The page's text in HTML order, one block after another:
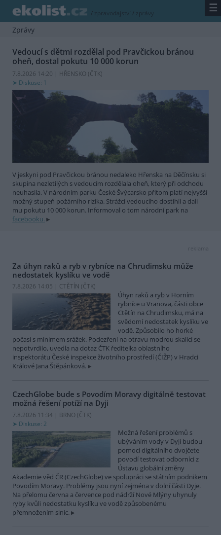
/ zpravodajství / zprávy ☰
Zprávy
Vedoucí s dětmi rozdělal pod Pravčickou bránou
oheň, dostal pokutu 10 000 korun
7.8.2026 14:20 | HŘENSKO (ČTK)
Diskuse: 1
V jeskyni pod Pravčickou bránou nedaleko Hřenska na Děčínsku si
skupina nezletilých s vedoucím rozdělala oheň, který při odchodu
neuhasila. V národním parku České Švýcarsko přitom platí nejvyšší
možný stupeň požárního rizika. Strážci vedoucího dostihli a dali
mu pokutu 10 000 korun. Informoval o tom národní park na
facebooku.
reklama
Za úhyn raků a ryb v rybníce na Chrudimsku může
nedostatek kyslíku ve vodě
7.8.2026 14:05 | CTĚTÍN (ČTK)
Úhyn raků a ryb v Horním
rybníce u Vranova, části obce
Ctětín na Chrudimsku, má na
svědomí nedostatek kyslíku ve
vodě. Způsobilo ho horké
počasí s minimem srážek. Podezření na otravu modrou skalicí se
nepotvrdilo, uvedla na dotaz ČTK ředitelka oblastního
inspektorátu České inspekce životního prostředí (ČIŽP) v Hradci
Králové Jana Štěpánková.
CzechGlobe bude s Povodím Moravy digitálně testovat
možná řešení potíží na Dyji
7.8.2026 11:34 | BRNO (ČTK)
Diskuse: 2
Možná řešení problémů s
ubýváním vody v Dyji budou
pomocí digitálního dvojčete
povodí testovat odborníci z
Ústavu globální změny
Akademie věd ČR (CzechGlobe) ve spolupráci se státním podnikem
Povodím Moravy. Problémy jsou nyní zejména v dolní části Dyje.
Na přelomu června a července pod nádrží Nové Mlýny uhynuly
ryby kvůli nedostatku kyslíku ve vodě způsobenému
přemnožením sinic.